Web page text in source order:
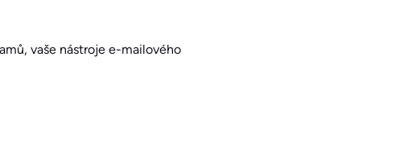
vaše nástroje e-mailového